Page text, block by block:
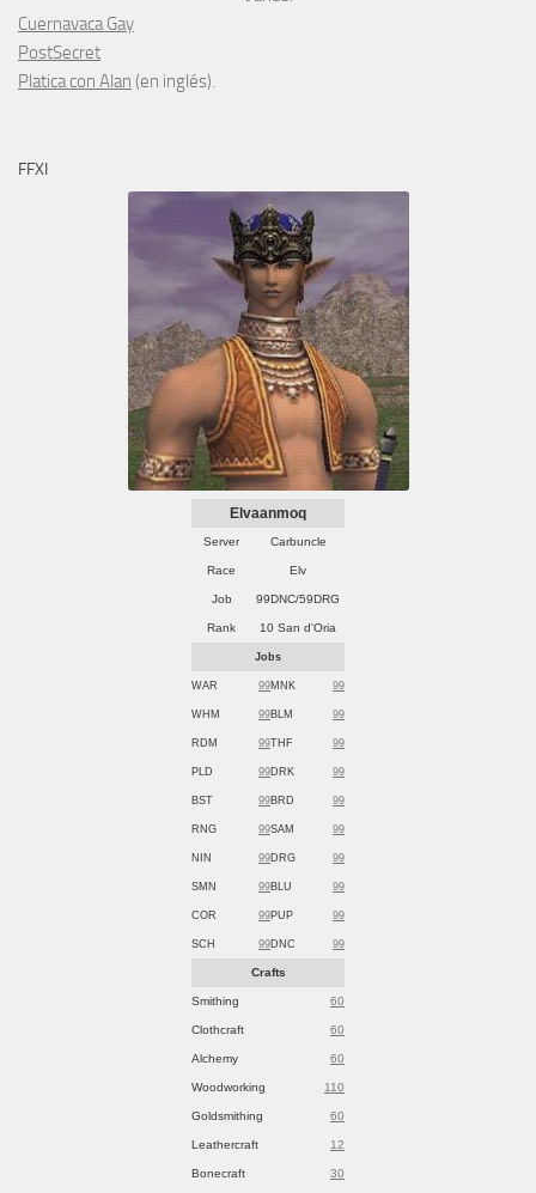
Cuernavaca Gay
PostSecret
Platica con Alan (en inglés).
FFXI
Elvaanmoq
Server Carbuncle
Race Elv
Job 99DNC/59DRG
Rank 10 San d'Oria
Jobs
WAR 99MNK 99
WHM 99BLM 99
RDM 99THF 99
PLD 99DRK 99
BST 99BRD 99
RNG 99SAM 99
NIN 99DRG 99
SMN 99BLU 99
COR 99PUP 99
SCH 99DNC 99
Crafts
Smithing 60
Clothcraft 60
Alchemy 60
Woodworking 110
Goldsmithing 60
Leathercraft 12
Bonecraft 30